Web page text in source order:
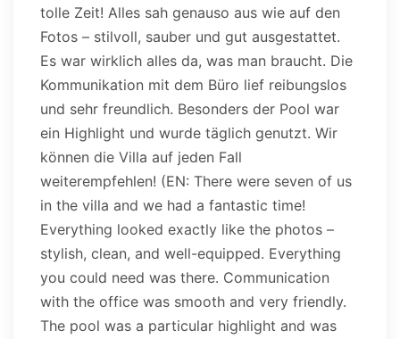
tolle Zeit! Alles sah genauso aus wie auf den
Fotos – stilvoll, sauber und gut ausgestattet.
Es war wirklich alles da, was man braucht. Die
Kommunikation mit dem Büro lief reibungslos
und sehr freundlich. Besonders der Pool war
ein Highlight und wurde täglich genutzt. Wir
können die Villa auf jeden Fall
weiterempfehlen! (EN: There were seven of us
in the villa and we had a fantastic time!
Everything looked exactly like the photos –
stylish, clean, and well-equipped. Everything
you could need was there. Communication
with the office was smooth and very friendly.
The pool was a particular highlight and was